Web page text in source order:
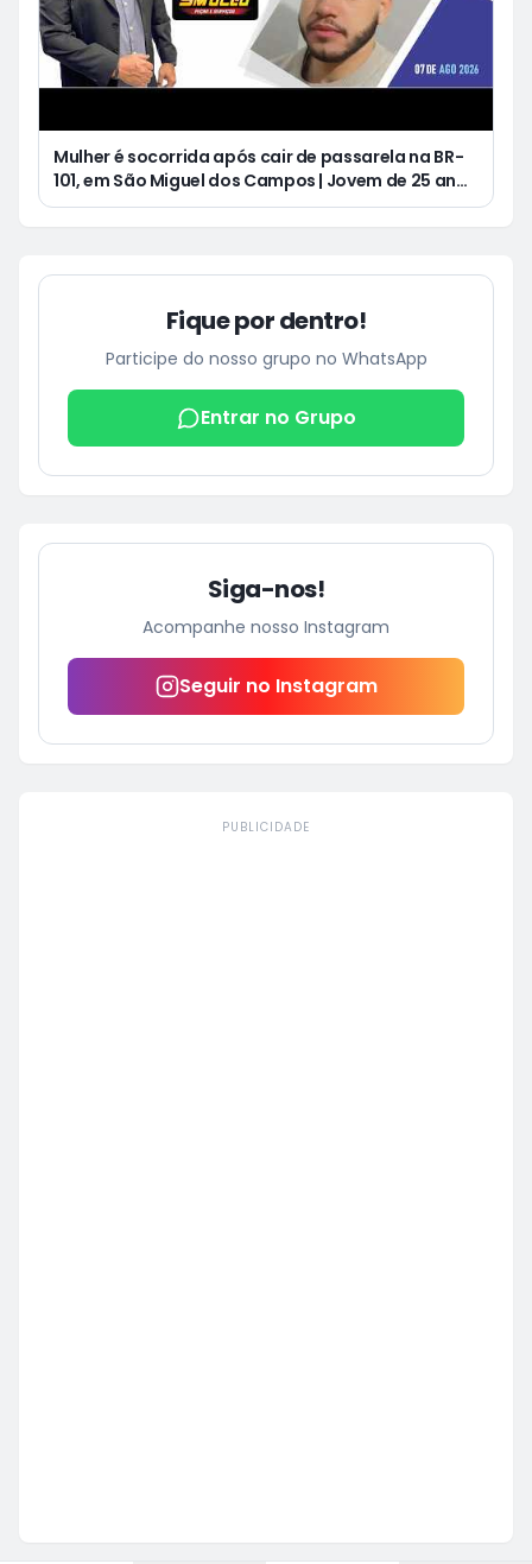
Mulher é socorrida após cair de passarela na BR-
101, em São Miguel dos Campos | Jovem de 25 anos
morre após acidente de moto no Distrito
Fique por dentro!
Participe do nosso grupo no WhatsApp
Entrar no Grupo
Siga-nos!
Acompanhe nosso Instagram
Seguir no Instagram
PUBLICIDADE